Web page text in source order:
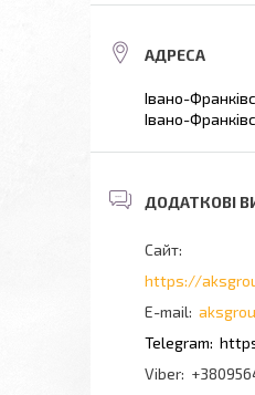
Івано-
Івано-
https://